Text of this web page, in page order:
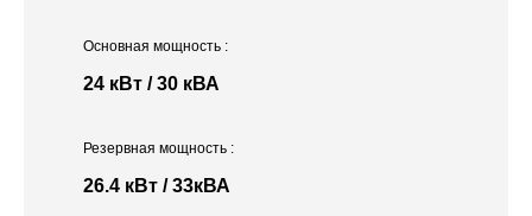
Основная мощность :
24 кВт / 30 кВА
Резервная мощность :
26.4 кВт / 33кВА